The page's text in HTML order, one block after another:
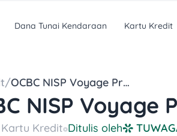
Dana Tunai Kendaraan Kartu Kredit
/ OCBC NISP Voyage Private VISA
NISP Voyage
Kartu Kredit Ditulis oleh